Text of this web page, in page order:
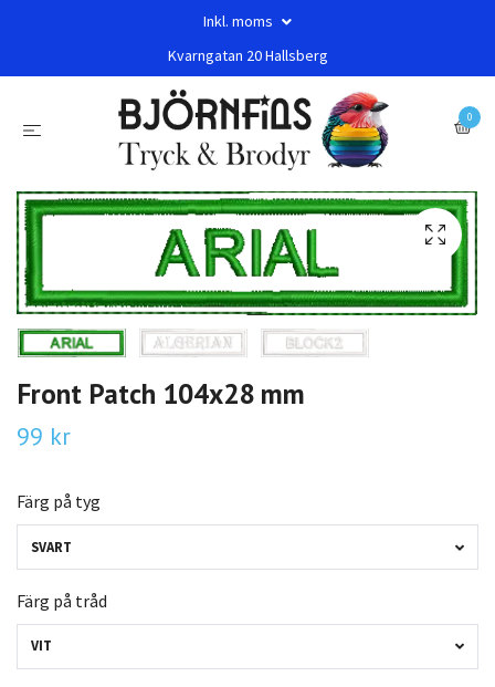
Inkl. moms
Kvarngatan 20 Hallsberg
0
Front Patch 104x28 mm
99 kr
Färg på tyg
SVART
Färg på tråd
VIT